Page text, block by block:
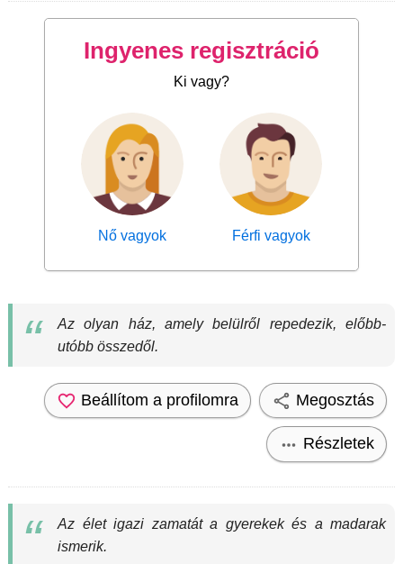
Ingyenes regisztráció
Ki vagy?
Nő vagyok Férfi vagyok
Az olyan ház, amely belülről repedezik, előbb-
utóbb összedől.
Beállítom a profilomra Megosztás
Részletek
Az élet igazi zamatát a gyerekek és a madarak
ismerik.